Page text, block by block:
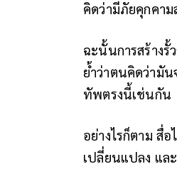
คิดว่ามีภัยคุกคา
ฉะนั้นการสร้าง
ย้ำว่าตนคิดว่ามัน
ทัพตรงนี้เช่นกัน
อย่างไรก็ตาม สื่
เปลี่ยนแปลง แล